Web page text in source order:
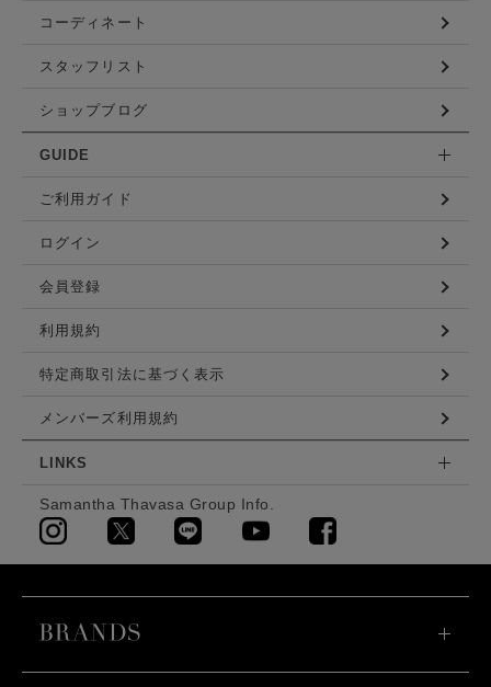
コーディネート
スタッフリスト
ショップブログ
GUIDE
ご利用ガイド
ログイン
会員登録
利用規約
特定商取引法に基づく表示
メンバーズ利用規約
LINKS
Samantha Thavasa Group Info.